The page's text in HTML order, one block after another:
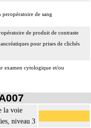
de sang
de produit de contraste
pour prises de clichés
examen cytologique et/ou
la voie
niveau 3